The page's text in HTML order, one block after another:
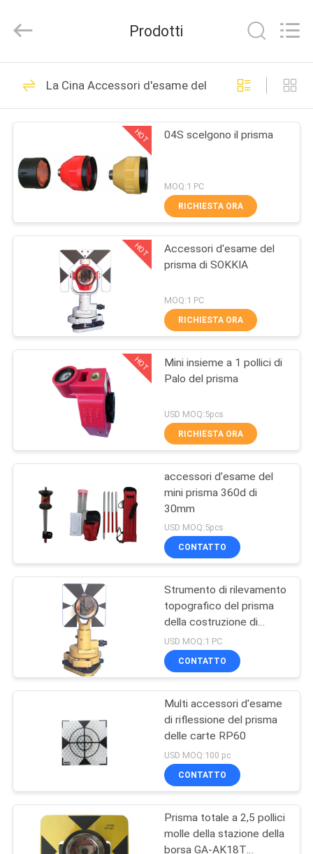
CASA
PRODOTTI
CIRCA
NOI
GIRO
FABBRICA
CONTROLLO
DI
QUALITÀ
CONTATTICI
NOTIZIE
CASI
MAPPA
DEL
PRIVACY
POLICY
GEO-
ALLEN
Rights
Strumento totale di
indagine della
stazione
15
Strumento livellato
automatico di
indagine
15
Strumento di
indagine del
teodolite
Strumenti ed
accessori del laser
GNSS RTK
6
24
Prodotti
La Cina Accessori d'esame del prisma
HOT 04S scelgono il prisma
MOQ:1 PC
RICHIESTA ORA
HOT
Accessori d'esame del
prisma di SOKKIA
MOQ:1 PC
RICHIESTA ORA
HOT
Mini insieme a 1 pollici di
Palo del prisma
USD MOQ:5pcs
RICHIESTA ORA
accessori d'esame del
mini prisma 360d di
30mm
USD MOQ:5pcs
CONTATTO
Strumento di rilevamento
topografico del prisma
della costruzione di
strade 64mm
USD MOQ:1 PC
CONTATTO
Multi accessori d'esame
di riflessione del prisma
delle carte RP60
USD MOQ:100 pc
CONTATTO
Prisma totale a 2,5 pollici
molle della stazione della
borsa GA-AK18T